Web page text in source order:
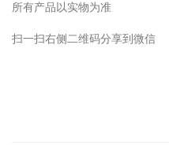
所有产品以实物为准
扫一扫右侧二维码分享到微信